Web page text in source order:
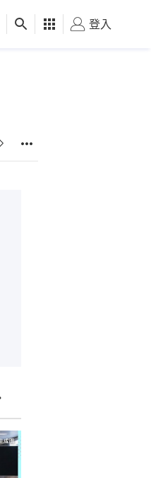
健康 好食玩飛
登入